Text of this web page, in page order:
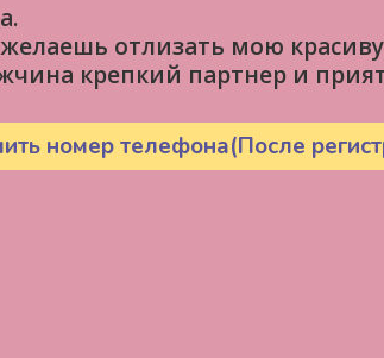
отлизать мою
крепкий партнер и
номер телефона(После